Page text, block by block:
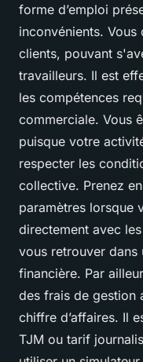
forme d’emploi
inconvénients.
clients, pouvant
travailleurs. Il est
les compétences
commerciale. Vous
puisque votre
respecter les
collective. Prenez
paramètres lorsque
directement avec
vous retrouver dans
financière. Par
des frais de gestion
chiffre d’affaires. Il
TJM ou tarif